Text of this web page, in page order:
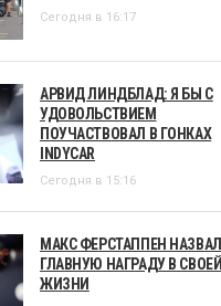
Сегодня в 16:17
АРВИД ЛИНДБЛАД: Я БЫ С
УДОВОЛЬСТВИЕМ
ПОУЧАСТВОВАЛ В ГОНКАХ
INDYCAR
Сегодня в 15:16
МАКС ФЕРСТАППЕН НАЗВАЛ
ГЛАВНУЮ НАГРАДУ В СВОЕЙ
ЖИЗНИ